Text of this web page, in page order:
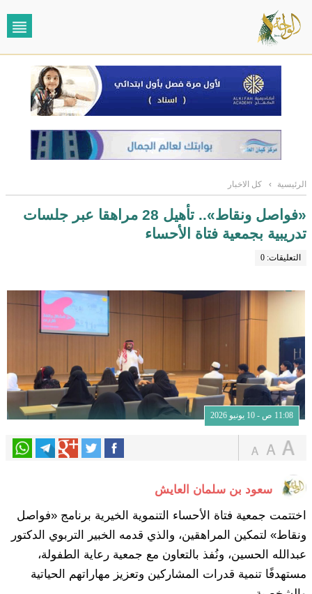
الرئيسية › كل الاخبار
«فواصل ونقاط».. تأهيل 28 مراهقا عبر جلسات
تدريبية بجمعية فتاة الأحساء
التعليقات: 0
11:08 ص - 10 يونيو 2026
سعود بن سلمان العايش
اختتمت جمعية فتاة الأحساء‬⁩ التنموية الخيرية برنامج «فواصل
ونقاط» لتمكين المراهقين، والذي قدمه الخبير التربوي الدكتور
عبدالله الحسين، ونُفذ بالتعاون مع جمعية رعاية الطفولة،
مستهدفًا تنمية قدرات المشاركين وتعزيز مهاراتهم الحياتية